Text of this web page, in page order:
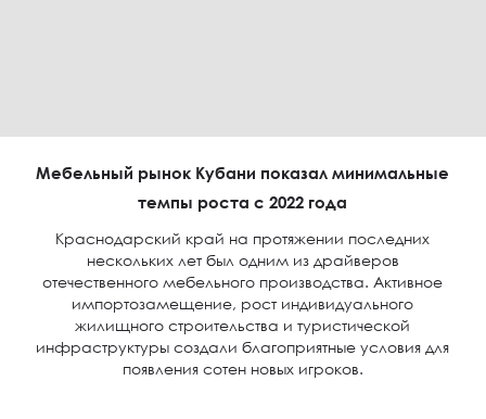
Мебельный рынок Кубани показал минимальные
темпы роста с 2022 года
Краснодарский край на протяжении последних
нескольких лет был одним из драйверов
отечественного мебельного производства. Активное
импортозамещение, рост индивидуального
жилищного строительства и туристической
инфраструктуры создали благоприятные условия для
появления сотен новых игроков.